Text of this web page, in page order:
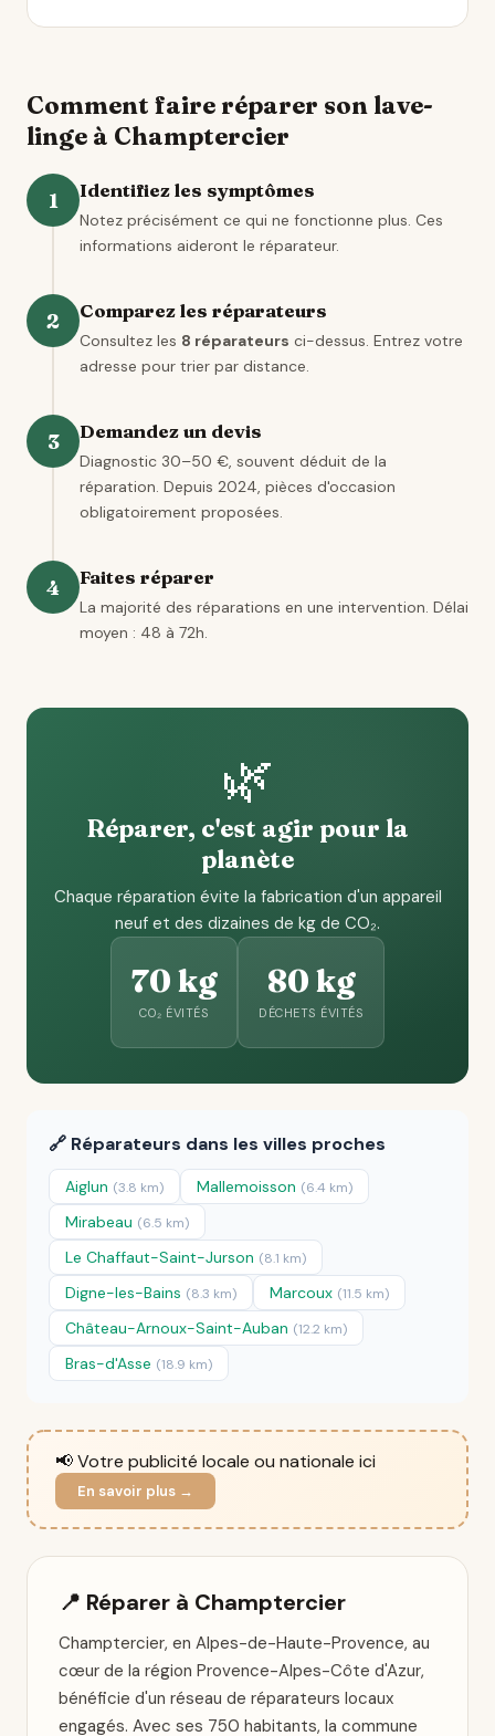
Comment faire réparer son lave-
linge à Champtercier
1 Identifiez les symptômes
Notez précisément ce qui ne fonctionne plus. Ces
informations aideront le réparateur.
2 Comparez les réparateurs
Consultez les 8 réparateurs ci-dessus. Entrez votre
adresse pour trier par distance.
3 Demandez un devis
Diagnostic 30–50 €, souvent déduit de la
réparation. Depuis 2024, pièces d'occasion
obligatoirement proposées.
4 Faites réparer
La majorité des réparations en une intervention. Délai
moyen : 48 à 72h.
🌿
Réparer, c'est agir pour la
planète
Chaque réparation évite la fabrication d'un appareil
neuf et des dizaines de kg de CO₂.
70 kg
CO₂ ÉVITÉS
80 kg
DÉCHETS ÉVITÉS
🔗 Réparateurs dans les villes proches
Aiglun (3.8 km) Mallemoisson (6.4 km)
Mirabeau (6.5 km)
Le Chaffaut-Saint-Jurson (8.1 km)
Digne-les-Bains (8.3 km) Marcoux (11.5 km)
Château-Arnoux-Saint-Auban (12.2 km)
Bras-d'Asse (18.9 km)
📢 Votre publicité locale ou nationale ici
En savoir plus →
📍 Réparer à Champtercier
Champtercier, en Alpes-de-Haute-Provence, au
cœur de la région Provence-Alpes-Côte d'Azur,
bénéficie d'un réseau de réparateurs locaux
engagés. Avec ses 750 habitants, la commune